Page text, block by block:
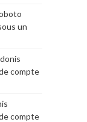
un
compte
compte